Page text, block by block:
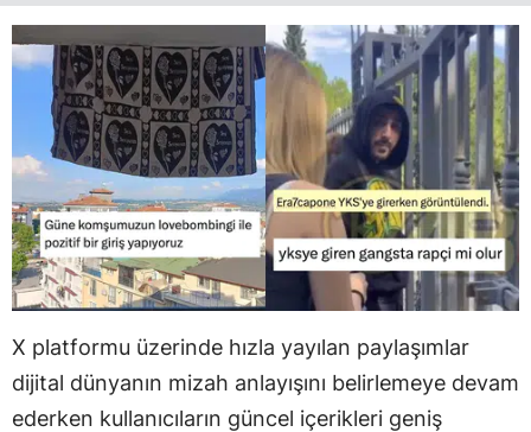
X platformu üzerinde hızla yayılan paylaşımlar
dijital dünyanın mizah anlayışını belirlemeye devam
ederken kullanıcıların güncel içerikleri geniş